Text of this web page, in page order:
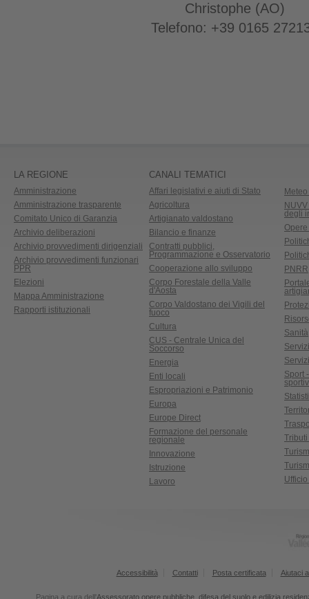
Christophe (AO)
Telefono: +39 0165
LA REGIONE
Amministrazione
Amministrazione trasparente
Comitato Unico di Garanzia
Archivio deliberazioni
Archivio provvedimenti dirigenziali
Archivio provvedimenti funzionari
PPR
Elezioni
Mappa Amministrazione
Rapporti istituzionali
CANALI TEMATICI
Affari legislativi e aiuti di Stato
Agricoltura
Artigianato valdostano
Bilancio e finanze
Contratti pubblici,
Programmazione e Osservatorio
Cooperazione allo sviluppo
Corpo Forestale della Valle
d'Aosta
Corpo Valdostano dei Vigili del
fuoco
Cultura
CUS - Centrale Unica del
Soccorso
Energia
Enti locali
Espropriazioni e Patrimonio
Europa
Europe Direct
Formazione del personale
regionale
Innovazione
Istruzione
Lavoro
degli
PNRR
Sanità
Sport
Accessibilità Contatti Posta certificata Aiutaci
Pagina a cura dell'Assessorato opere pubbliche, difesa del suolo e edilizia